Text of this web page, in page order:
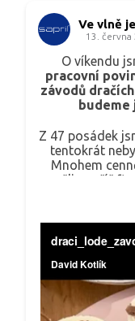
Ve vlně
13. června
O víkendu
pracovní
závodů
budeme
Z 47 posádek
tentokrát
Mnohem
sešli napříč
užili si den
Velké
lodě a
jako těm,
břehu
všem za
díky nim